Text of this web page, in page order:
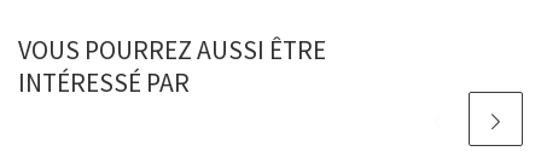
VOUS POURREZ AUSSI ÊTRE
INTÉRESSÉ PAR